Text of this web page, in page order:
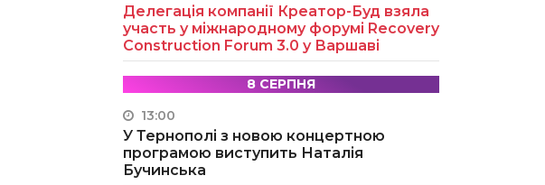
Делегація компанії Креатор-Буд взяла
участь у міжнародному форумі Recovery
Construction Forum 3.0 у Варшаві
8 СЕРПНЯ
13:00
У Тернополі з новою концертною
програмою виступить Наталія
Бучинська